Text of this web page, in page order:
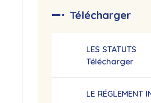
Télécharger
LES STATUTS
Télécharger
LE RÉGLEMENT